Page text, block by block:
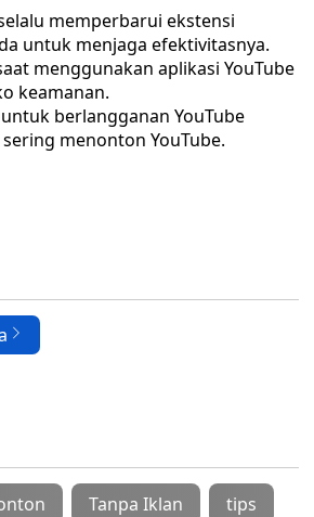
memperbarui ekstensi
untuk menjaga efektivitasnya.
menggunakan aplikasi YouTube
keamanan.
berlangganan YouTube
menonton YouTube.
Tanpa Iklan tips